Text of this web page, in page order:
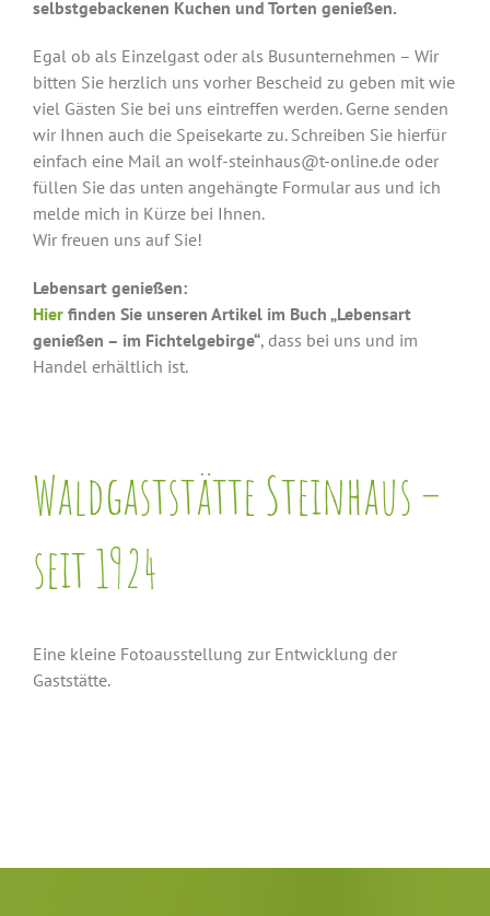
selbstgebackenen Kuchen und Torten genießen.
Egal ob als Einzelgast oder als Busunternehmen – Wir
bitten Sie herzlich uns vorher Bescheid zu geben mit wie
viel Gästen Sie bei uns eintreffen werden. Gerne senden
wir Ihnen auch die Speisekarte zu. Schreiben Sie hierfür
einfach eine Mail an wolf-steinhaus@t-online.de oder
füllen Sie das unten angehängte Formular aus und ich
melde mich in Kürze bei Ihnen.
Wir freuen uns auf Sie!
Lebensart genießen:
Hier finden Sie unseren Artikel im Buch „Lebensart
genießen – im Fichtelgebirge“, dass bei uns und im
Handel erhältlich ist.
Waldgaststätte Steinhaus –
seit 1924
Eine kleine Fotoausstellung zur Entwicklung der
Gaststätte.